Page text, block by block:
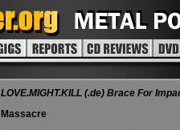
LOVE.MIGHT.KILL (.de) Brace For
Massacre